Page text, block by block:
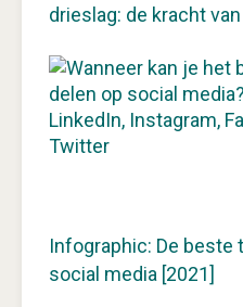
drieslag: de kracht
Infographic: De beste
social media [2021]